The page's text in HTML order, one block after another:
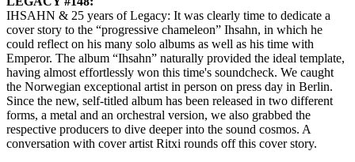
IHSAHN & 25 years of Legacy: It was clearly time to dedicate a
cover story to the “progressive chameleon” Ihsahn, in which he
could reflect on his many solo albums as well as his time with
Emperor. The album “Ihsahn” naturally provided the ideal template,
having almost effortlessly won this time's soundcheck. We caught
the Norwegian exceptional artist in person on press day in Berlin.
Since the new, self-titled album has been released in two different
forms, a metal and an orchestral version, we also grabbed the
respective producers to dive deeper into the sound cosmos. A
conversation with cover artist Ritxi rounds off this cover story.